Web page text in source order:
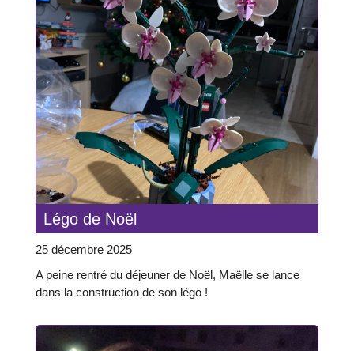
Légo de Noël
25 décembre 2025
A peine rentré du déjeuner de Noël, Maëlle se lance
dans la construction de son légo !